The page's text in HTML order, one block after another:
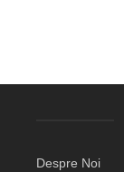
Despre Noi